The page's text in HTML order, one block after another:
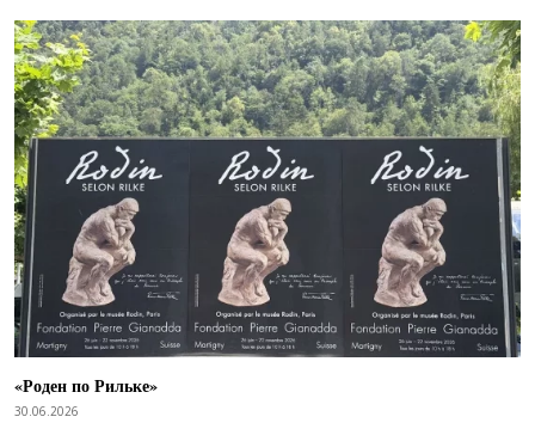
«Роден по Рильке»
30.06.2026